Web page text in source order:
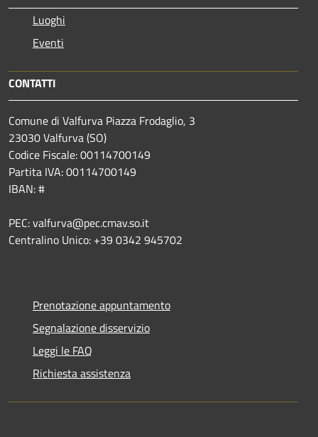
Luoghi
Eventi
CONTATTI
Comune di Valfurva Piazza Frodaglio, 3
23030 Valfurva (SO)
Codice Fiscale: 00114700149
Partita IVA: 00114700149
IBAN: #
PEC: valfurva@pec.cmav.so.it
Centralino Unico: +39 0342 945702
Prenotazione appuntamento
Segnalazione disservizio
Leggi le FAQ
Richiesta assistenza